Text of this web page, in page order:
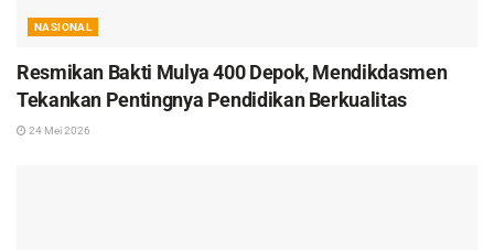
NASIONAL
Resmikan Bakti Mulya 400 Depok, Mendikdasmen
Tekankan Pentingnya Pendidikan Berkualitas
24 Mei 2026